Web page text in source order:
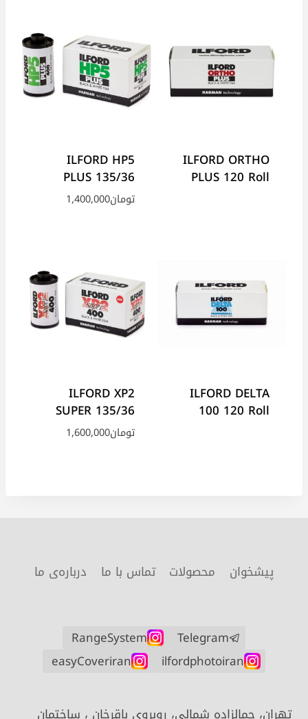
ILFORD ORTHO
PLUS 120 Roll
ILFORD HP5
PLUS 135/36
تومان1,400,000
ILFORD DELTA
100 120 Roll
ILFORD XP2
SUPER 135/36
تومان1,600,000
پیشخوان محصولات تماس با ما درباره‌ی ما
Telegram
RangeSystem
ilfordphotoiran
easyCoveriran
تهران، جمالزاده شمالی، روبروی باقرخان ، ساختمان